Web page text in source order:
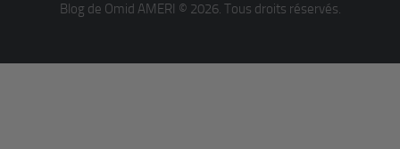
Blog de Omid AMERI © 2026. Tous droits réservés.